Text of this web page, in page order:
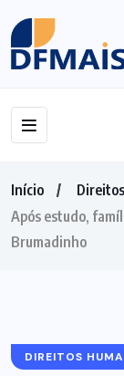
Início
Após estudo,
Brumadinho
DIREITOS